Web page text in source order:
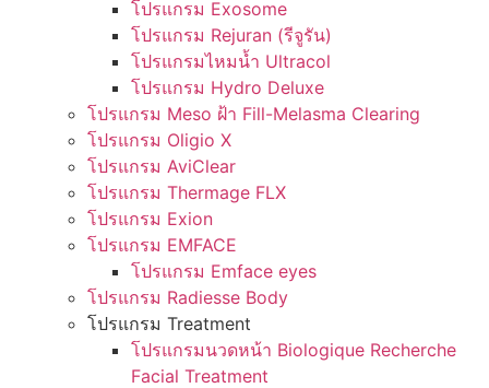
โปรแกรม Exosome
โปรแกรม Rejuran (รีจูรัน)
โปรแกรมไหมน้ำ Ultracol
โปรแกรม Hydro Deluxe
โปรแกรม Meso ฝ้า Fill-Melasma Clearing
โปรแกรม Oligio X
โปรแกรม AviClear
โปรแกรม Thermage FLX
โปรแกรม Exion
โปรแกรม EMFACE
โปรแกรม Emface eyes
โปรแกรม Radiesse Body
โปรแกรม Treatment
โปรแกรมนวดหน้า Biologique Recherche
Facial Treatment